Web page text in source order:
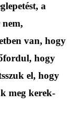
a
van, hogy
hogy
el, hogy
meg kerek-